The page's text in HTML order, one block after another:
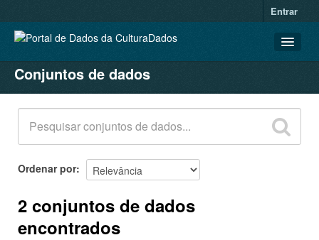
Entrar
CONJUNTOS DE DADOS
ORGANIZAÇÕES
GRUPOS
SOBRE
Conjuntos de dados
Ordenar por
2 conjuntos de dados
encontrados